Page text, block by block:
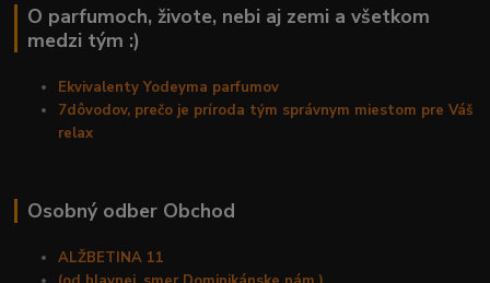
O parfumoch, živote, nebi aj zemi a všetkom
medzi tým :)
Ekvivalenty Yodeyma parfumov
7dôvodov, prečo je príroda tým správnym miestom pre Váš
relax
Osobný odber Obchod
ALŽBETINA 11